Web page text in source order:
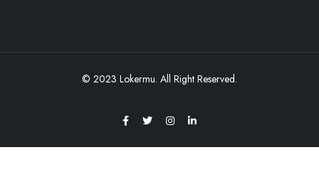
© 2023 Lokermu. All Right Reserved.